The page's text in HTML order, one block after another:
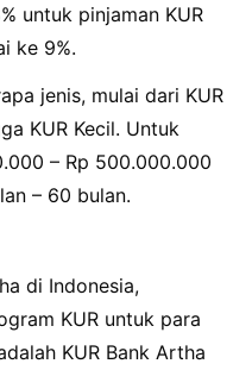
untuk pinjaman KUR
ke 9%.
jenis, mulai dari KUR
KUR Kecil. Untuk
– Rp 500.000.000
– 60 bulan.
di Indonesia,
KUR untuk para
KUR Bank Artha